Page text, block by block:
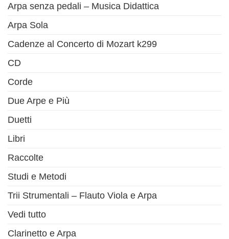
Arpa senza pedali – Musica Didattica
Arpa Sola
Cadenze al Concerto di Mozart k299
CD
Corde
Due Arpe e Più
Duetti
Libri
Raccolte
Studi e Metodi
Trii Strumentali – Flauto Viola e Arpa
Vedi tutto
Clarinetto e Arpa